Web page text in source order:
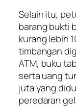
Selain itu,
barang bukti
kurang lebih
timbangan
ATM, buku
serta uang
juta yang
peredaran